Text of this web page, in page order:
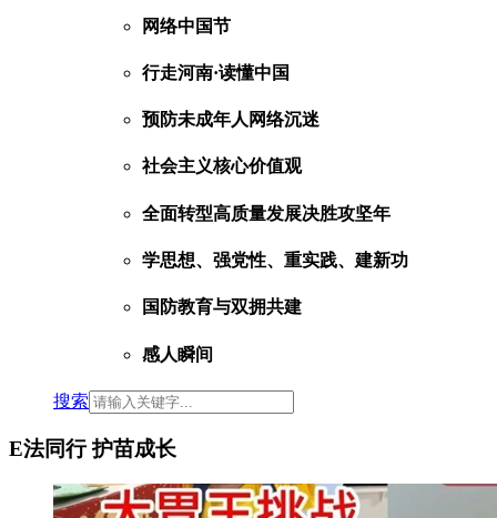
网络中国节
行走河南·读懂中国
预防未成年人网络沉迷
社会主义核心价值观
全面转型高质量发展决胜攻坚年
学思想、强党性、重实践、建新功
国防教育与双拥共建
感人瞬间
搜索
E法同行 护苗成长